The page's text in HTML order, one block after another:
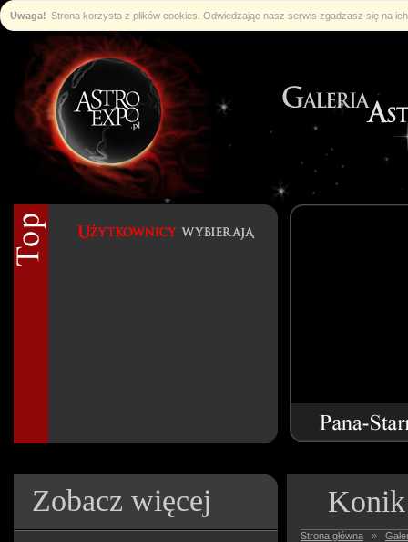
Uwaga! Strona korzysta z plików cookies. Odwiedzając nasz serwis zgadzasz się na
Zobacz więcej
Strona główna »